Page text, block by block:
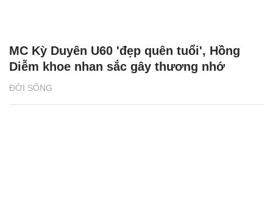
ĐỜI SỐNG
MC Kỳ Duyên U60 'đẹp quên tuổi', Hồng
Diễm khoe nhan sắc gây thương nhớ